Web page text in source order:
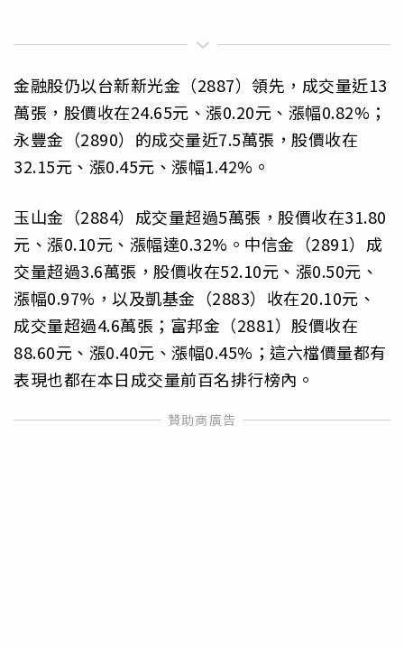
金融股仍以台新新光金（2887）領先，成交量近13
萬張，股價收在24.65元、漲0.20元、漲幅0.82%；
永豐金（2890）的成交量近7.5萬張，股價收在
32.15元、漲0.45元、漲幅1.42%。
玉山金（2884）成交量超過5萬張，股價收在31.80
元、漲0.10元、漲幅達0.32%。中信金（2891）成
交量超過3.6萬張，股價收在52.10元、漲0.50元、
漲幅0.97%，以及凱基金（2883）收在20.10元、
成交量超過4.6萬張；富邦金（2881）股價收在
88.60元、漲0.40元、漲幅0.45%；這六檔價量都有
表現也都在本日成交量前百名排行榜內。